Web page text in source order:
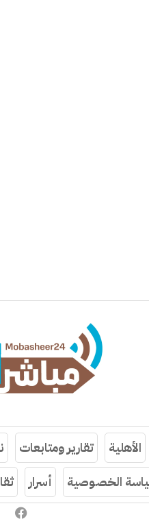
الأهلية تقارير ومتابعات
الخصوصية أسرار